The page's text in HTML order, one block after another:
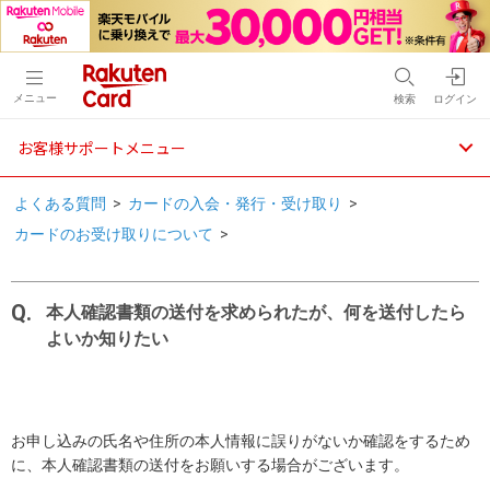
メニュー 検索 ログイン
お客様サポートメニュー
よくある質問 > カードの入会・発行・受け取り
>
カードのお受け取りについて >
本人確認書類の送付を求められたが、何を送付したら
よいか知りたい
お申し込みの氏名や住所の本人情報に誤りがないか確認をするため
に、本人確認書類の送付をお願いする場合がございます。